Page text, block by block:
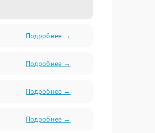
Подробнее →
Подробнее →
Подробнее →
Подробнее →